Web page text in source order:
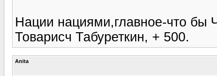
Нации нациями,главное-что бы
Товарисч Табуреткин, + 500.
Anita